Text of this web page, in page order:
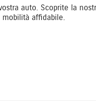
auto. Scoprite la
affidabile.